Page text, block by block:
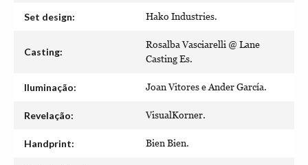
Set design: Hako Industries.
Casting:
Rosalba Vasciarelli @ Lane
Casting Es.
Iluminação: Joan Vitores e Ander García.
Revelação: VisualKorner.
Handprint: Bien Bien.